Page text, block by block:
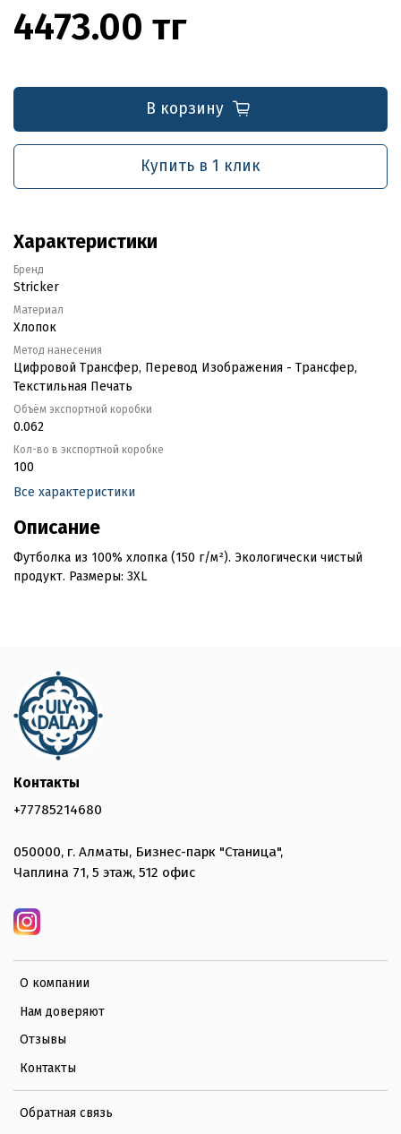
4473.00 тг
В корзину
Купить в 1 клик
Характеристики
Бренд
Stricker
Материал
Хлопок
Метод нанесения
Цифровой Трансфер, Перевод Изображения - Трансфер,
Текстильная Печать
Объём экспортной коробки
0.062
Кол-во в экспортной коробке
100
Все характеристики
Описание
Футболка из 100% хлопка (150 г/м²). Экологически чистый
продукт. Размеры: 3XL
О компании
Нам доверяют
Отзывы
Контакты
Обратная связь
Контакты
+77785214680
050000, г. Алматы, Бизнес-парк "Станица",
Чаплина 71, 5 этаж, 512 офис